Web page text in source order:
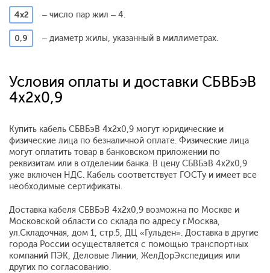
4х2
– число пар жил – 4.
0,9 – диаметр жилы, указанный в миллиметрах.
Условия оплаты и доставки СБВБэВ
4x2x0,9
Купить кабель СБВБэВ 4x2x0,9 могут юридические и
физические лица по безналичной оплате. Физические лица
могут оплатить товар в банковском приложении по
реквизитам или в отделении банка. В цену СБВБэВ 4x2x0,9
уже включен НДС. Кабель соответствует ГОСТу и имеет все
необходимые сертификаты.
Доставка кабеля СБВБэВ 4x2x0,9 возможна по Москве и
Московской области со склада по адресу г.Москва,
ул.Складочная, дом 1, стр.5, ДЦ «Гульден». Доставка в другие
города России осуществляется с помощью транспортных
компаний ПЭК, Деловые Линии, ЖелДорЭкспедиция или
других по согласованию.